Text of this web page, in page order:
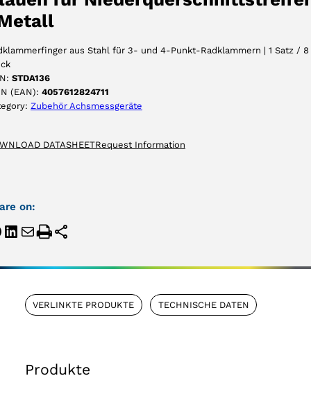
aus Stahl für 3- und 4-Punkt-Radklammern | 1 Satz / 8
STDA136
(EAN): 4057612824711
Zubehör Achsmessgeräte
DATASHEETRequest Information
on:
VERLINKTE PRODUKTE TECHNISCHE DATEN
Produkte